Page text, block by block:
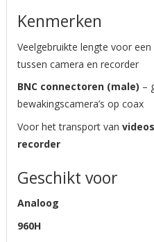
Kenmerken
Veelgebruikte lengte voor een
tussen camera en recorder
BNC connectoren (male) –
bewakingscamera’s op coax
Voor het transport van
recorder
Geschikt voor
Analoog
960H